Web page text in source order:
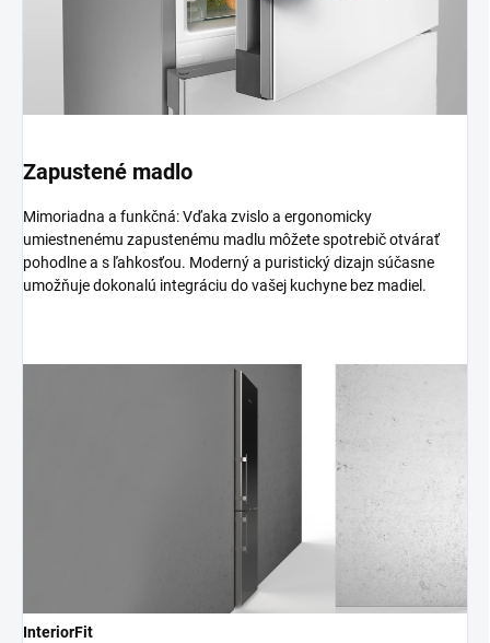
Zapustené madlo
Mimoriadna a funkčná: Vďaka zvislo a ergonomicky
umiestnenému zapustenému madlu môžete spotrebič otvárať
pohodlne a s ľahkosťou. Moderný a puristický dizajn súčasne
umožňuje dokonalú integráciu do vašej kuchyne bez madiel.
InteriorFit